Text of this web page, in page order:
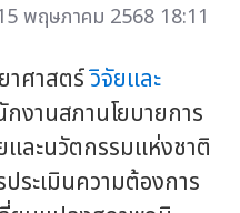
พฤษภาคม 2568 18:11
าศาสตร์วิจัยและ
งานสภานโยบายการ
ละนวัตกรรมแห่งชาติ
ระเมินความต้องการ